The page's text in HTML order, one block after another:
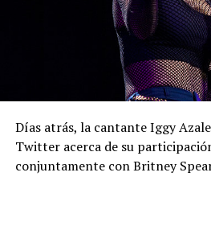
Días atrás, la cantante Iggy
Twitter acerca de su
conjuntamente con Britney